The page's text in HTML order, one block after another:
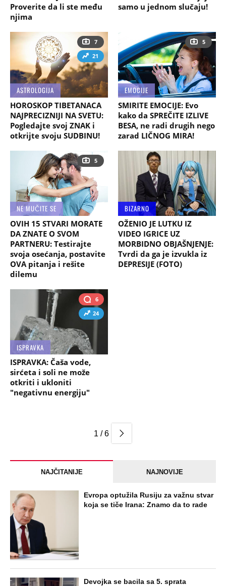
Proverite da li ste među
njima
samo u jednom slučaju!
7
21
ASTROLOGIJA
HOROSKOP TIBETANACA
NAJPRECIZNIJI NA SVETU:
Pogledajte svoj ZNAK i
otkrijte svoju SUDBINU!
5
EMOCIJE
SMIRITE EMOCIJE: Evo
kako da SPREČITE IZLIVE
BESA, ne radi drugih nego
zarad LIČNOG MIRA!
5
NE MUČITE SE
OVIH 15 STVARI MORATE
DA ZNATE O SVOM
PARTNERU: Testirajte
svoja osećanja, postavite
OVA pitanja i rešite
dilemu
BIZARNO
OŽENIO JE LUTKU IZ
VIDEO IGRICE UZ
MORBIDNO OBJAŠNJENJE:
Tvrdi da ga je izvukla iz
DEPRESIJE (FOTO)
6
24
ISPRAVKA
ISPRAVKA: Čaša vode,
sirćeta i soli ne može
otkriti i ukloniti
"negativnu energiju"
1 / 6
NAJČITANIJE NAJNOVIJE
Evropa optužila Rusiju za važnu stvar
koja se tiče Irana: Znamo da to rade
Devojka se bacila sa 5. sprata